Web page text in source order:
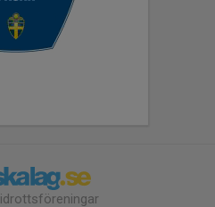
idrottsföreningar